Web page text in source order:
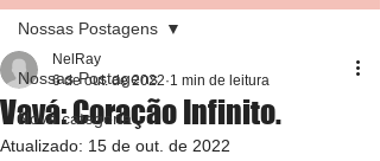
Nossas Postagens
Nova categoria
Nossas Postagens
Vavá: Coração Infinito.
NelRay
6 de out. de 2022 1 min de leitura
Atualizado: 15 de out. de 2022